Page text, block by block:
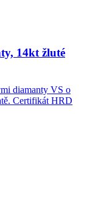
14kt žluté
diamanty VS o
Certifikát HRD